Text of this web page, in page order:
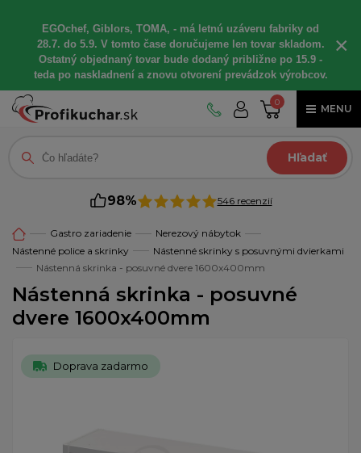
EGOchef, Giblors, TOMA, - má letnú uzáveru fabriky od
28.7. do 5.9. V tomto čase doručujeme len tovar skladom.
Ostatný objednaný tovar bude dodaný približne po 15.9 -
teda po naskladnení a znovu otvorení prevádzok výrobcov.
×
0
MENU
Hľadať
98% 546 recenzií
Gastro zariadenie
Nerezový nábytok
Nástenné police a skrinky
Nástenné skrinky s posuvnými dvierkami
Nástenná skrinka - posuvné dvere 1600x400mm
Nástenná skrinka - posuvné
dvere 1600x400mm
Doprava zadarmo